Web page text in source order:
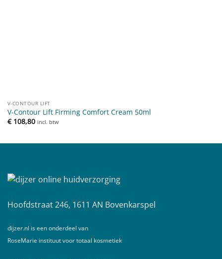
V-CONTOUR LIFT
V-Contour Lift Firming Comfort Cream 50ml
€108,80 incl. btw
Hoofdstraat 246, 1611 AN Bovenkarspel
dijzer.nl is een onderdeel van
RoseMarie instituut voor totaal kosmetiek